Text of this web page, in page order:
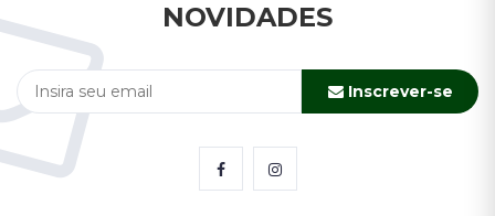
NOVIDADES
Inscrever-se